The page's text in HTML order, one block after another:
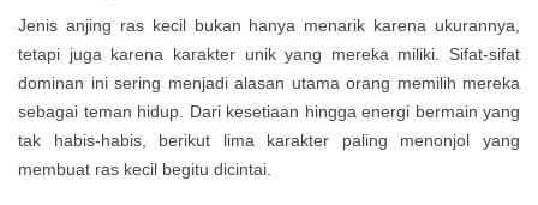
Jenis anjing ras kecil bukan hanya menarik karena ukurannya,
tetapi juga karena karakter unik yang mereka miliki. Sifat-sifat
dominan ini sering menjadi alasan utama orang memilih mereka
sebagai teman hidup. Dari kesetiaan hingga energi bermain yang
tak habis-habis, berikut lima karakter paling menonjol yang
membuat ras kecil begitu dicintai.